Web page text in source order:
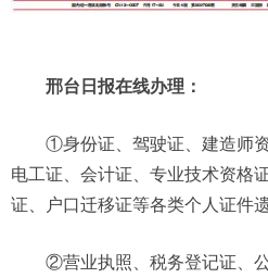
邢台日报在线办理：
①身份证、驾驶证、建造师
电工证、会计证、专业技术资格
证、户口迁移证等各类个人证件
②营业执照、税务登记证、